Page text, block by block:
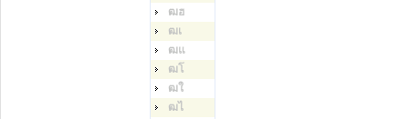
ฒฮ
ฒเ
ฒแ
ฒโ
ฒใ
ฒไ